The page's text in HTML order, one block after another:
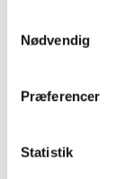
Nødvendig
Præferencer
Statistik
2022 (10)
december (2)
september (2)